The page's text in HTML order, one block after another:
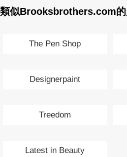
類似Brooksbrothers.com
The Pen Shop
Designerpaint
Treedom
Latest in Beauty